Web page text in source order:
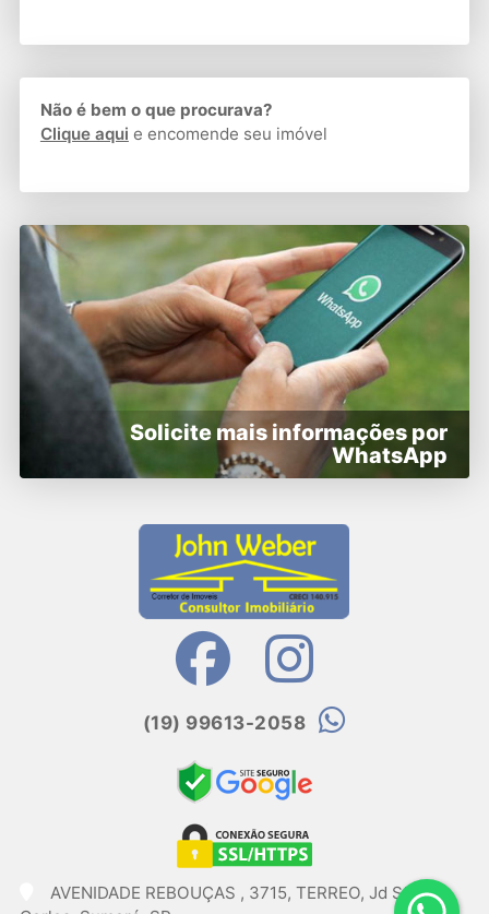
Não é bem o que procurava?
Clique aqui e encomende seu imóvel
Solicite mais informações por
WhatsApp
(19) 99613-2058
AVENIDADE REBOUÇAS , 3715, TERREO, Jd São